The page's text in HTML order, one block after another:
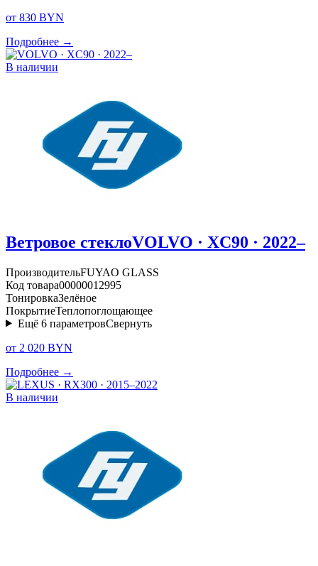
от 830 BYN
Подробнее →
В наличии
Ветровое стеклоVOLVO · XC90 · 2022–
ПроизводительFUYAO GLASS
Код товара00000012995
ТонировкаЗелёное
ПокрытиеТеплопоглощающее
Ещё 6 параметровСвернуть
от 2 020 BYN
Подробнее →
В наличии